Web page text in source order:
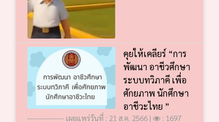
คุยให้เคลียร์ “การ
พัฒนา อาชีวศึกษา
ระบบทวิภาคี เพื่อ
ศักยภาพ นักศึกษา
อาชีวะไทย ”
--------------- เผยแพร่วันที่ : 21 ส.ค. 2566 | : 1697